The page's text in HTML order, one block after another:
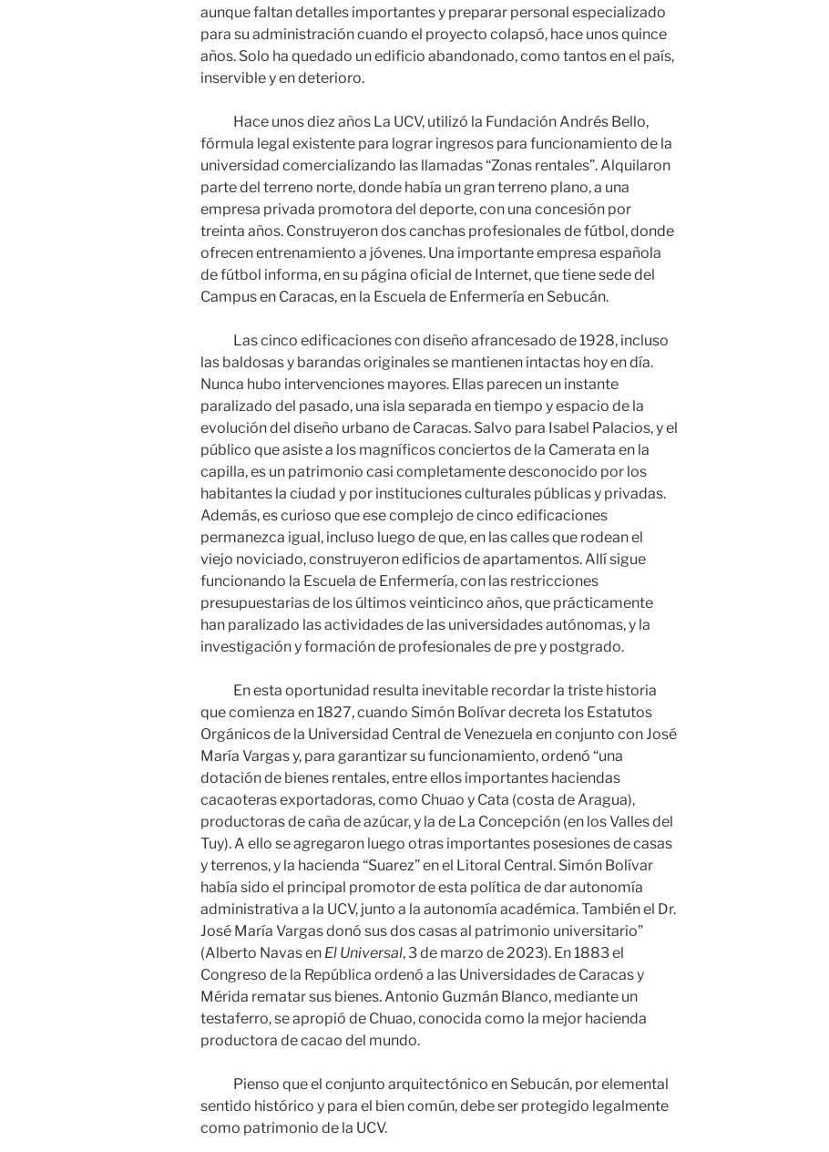
aunque faltan detalles importantes y preparar personal especializado
para su administración cuando el proyecto colapsó, hace unos quince
años. Solo ha quedado un edificio abandonado, como tantos en el país,
inservible y en deterioro.
Hace unos diez años La UCV, utilizó la Fundación Andrés Bello,
fórmula legal existente para lograr ingresos para funcionamiento de la
universidad comercializando las llamadas “Zonas rentales”. Alquilaron
parte del terreno norte, donde había un gran terreno plano, a una
empresa privada promotora del deporte, con una concesión por
treinta años. Construyeron dos canchas profesionales de fútbol, donde
ofrecen entrenamiento a jóvenes. Una importante empresa española
de fútbol informa, en su página oficial de Internet, que tiene sede del
Campus en Caracas, en la Escuela de Enfermería en Sebucán.
Las cinco edificaciones con diseño afrancesado de 1928, incluso
las baldosas y barandas originales se mantienen intactas hoy en día.
Nunca hubo intervenciones mayores. Ellas parecen un instante
paralizado del pasado, una isla separada en tiempo y espacio de la
evolución del diseño urbano de Caracas. Salvo para Isabel Palacios, y el
público que asiste a los magníficos conciertos de la Camerata en la
capilla, es un patrimonio casi completamente desconocido por los
habitantes la ciudad y por instituciones culturales públicas y privadas.
Además, es curioso que ese complejo de cinco edificaciones
permanezca igual, incluso luego de que, en las calles que rodean el
viejo noviciado, construyeron edificios de apartamentos. Allí sigue
funcionando la Escuela de Enfermería, con las restricciones
presupuestarias de los últimos veinticinco años, que prácticamente
han paralizado las actividades de las universidades autónomas, y la
investigación y formación de profesionales de pre y postgrado.
En esta oportunidad resulta inevitable recordar la triste historia
que comienza en 1827, cuando Simón Bolívar decreta los Estatutos
Orgánicos de la Universidad Central de Venezuela en conjunto con José
María Vargas y, para garantizar su funcionamiento, ordenó “una
dotación de bienes rentales, entre ellos importantes haciendas
cacaoteras exportadoras, como Chuao y Cata (costa de Aragua),
productoras de caña de azúcar, y la de La Concepción (en los Valles del
Tuy). A ello se agregaron luego otras importantes posesiones de casas
y terrenos, y la hacienda “Suarez” en el Litoral Central. Simón Bolívar
había sido el principal promotor de esta política de dar autonomía
administrativa a la UCV, junto a la autonomía académica. También el Dr.
José María Vargas donó sus dos casas al patrimonio universitario”
(Alberto Navas en El Universal, 3 de marzo de 2023). En 1883 el
Congreso de la República ordenó a las Universidades de Caracas y
Mérida rematar sus bienes. Antonio Guzmán Blanco, mediante un
testaferro, se apropió de Chuao, conocida como la mejor hacienda
productora de cacao del mundo.
Pienso que el conjunto arquitectónico en Sebucán, por elemental
sentido histórico y para el bien común, debe ser protegido legalmente
como patrimonio de la UCV.